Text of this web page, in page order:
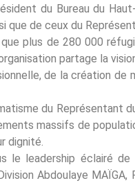
du Bureau du
que de ceux du
plus de 280 000
partage la
de la création
du Représentant
massifs de
dignité.
le leadership éclairé
Abdoulaye